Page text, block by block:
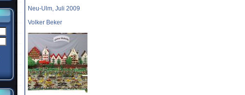
Neu-Ulm, Juli 2009
Volker Beker